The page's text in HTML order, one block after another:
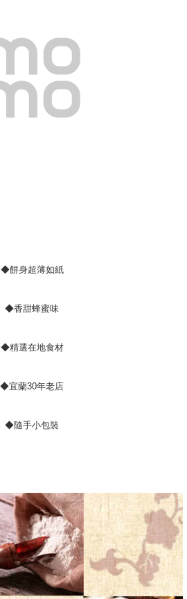
◆餅身超薄如紙
◆香甜蜂蜜味
◆精選在地食材
◆宜蘭30年老店
◆隨手小包裝